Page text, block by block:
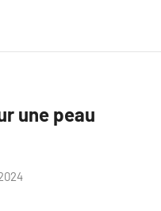
une peau